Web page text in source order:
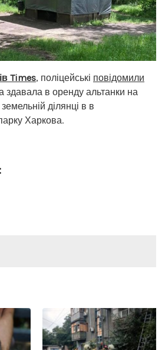
Times, поліцейські повідомили
здавала в оренду альтанки на
ділянці в в
Харкова.